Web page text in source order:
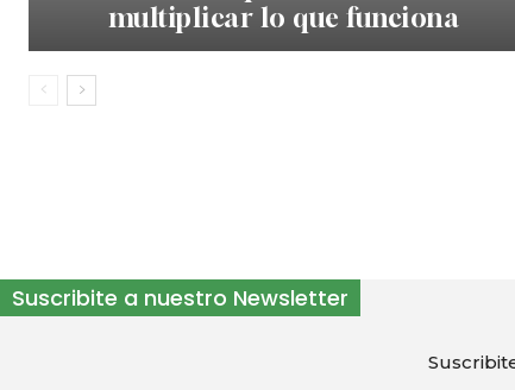
multiplicar lo que funciona
Suscribite a nuestro Newsletter